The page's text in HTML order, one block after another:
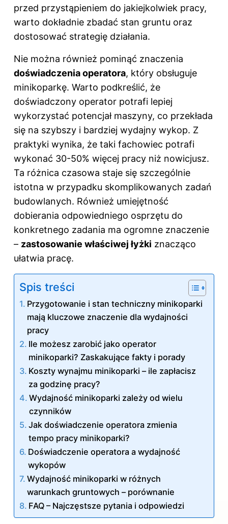
przed przystąpieniem do jakiejkolwiek pracy,
warto dokładnie zbadać stan gruntu oraz
dostosować strategię działania.
Nie można również pominąć znaczenia
doświadczenia operatora, który obsługuje
minikoparkę. Warto podkreślić, że
doświadczony operator potrafi lepiej
wykorzystać potencjał maszyny, co przekłada
się na szybszy i bardziej wydajny wykop. Z
praktyki wynika, że taki fachowiec potrafi
wykonać 30-50% więcej pracy niż nowicjusz.
Ta różnica czasowa staje się szczególnie
istotna w przypadku skomplikowanych zadań
budowlanych. Również umiejętność
dobierania odpowiedniego osprzętu do
konkretnego zadania ma ogromne znaczenie
– zastosowanie właściwej łyżki znacząco
ułatwia pracę.
Spis treści
Przygotowanie i stan techniczny minikoparki
mają kluczowe znaczenie dla wydajności
pracy
Ile możesz zarobić jako operator
minikoparki? Zaskakujące fakty i porady
Koszty wynajmu minikoparki – ile zapłacisz
za godzinę pracy?
Wydajność minikoparki zależy od wielu
czynników
Jak doświadczenie operatora zmienia
tempo pracy minikoparki?
Doświadczenie operatora a wydajność
wykopów
Wydajność minikoparki w różnych
warunkach gruntowych – porównanie
FAQ – Najczęstsze pytania i odpowiedzi